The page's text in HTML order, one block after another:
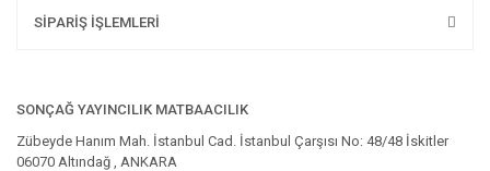
SİPARİŞ İŞLEMLERİ
SONÇAĞ YAYINCILIK MATBAACILIK
Zübeyde Hanım Mah. İstanbul Cad. İstanbul Çarşısı No: 48/48 İskitler
06070 Altındağ , ANKARA